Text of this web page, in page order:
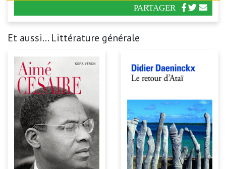
PARTAGER
Et aussi... Littérature générale